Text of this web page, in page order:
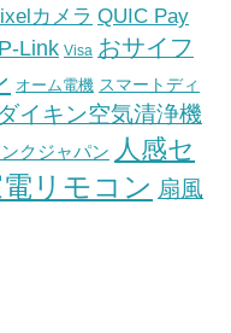
カメラ QUIC Pay
Link Visa おサイフ
オーム電機 スマートディ
ダイキン空気清浄機
ンクジャパン 人感セ
リモコン 扇風